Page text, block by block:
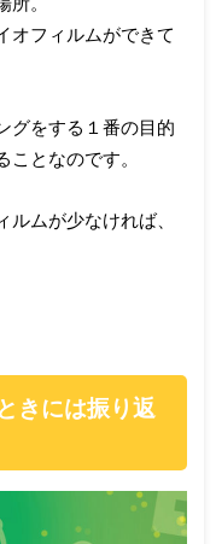
オフィルムができて
グをする１番の目的
となのです。
ムが少なければ、
きには振り返